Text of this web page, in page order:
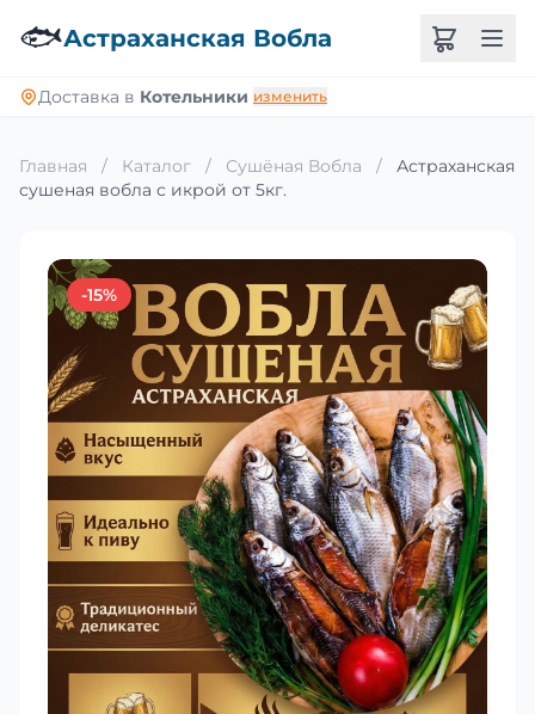
🐟Астраханская Вобла
Доставка в Котельники изменить
Главная / Каталог / Сушёная Вобла /
Астраханская
сушеная вобла с икрой от 5кг.
-15%